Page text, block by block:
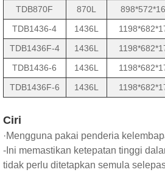
TDB870F
870L
TDB1436-4
1436L
TDB1436F-4
1436L
TDB1436-6
1436L
TDB1436F-6
1436L
Ciri
·Mengguna pakai penderia
-Ini memastikan ketepatan tinggi
tidak perlu ditetapkan semula